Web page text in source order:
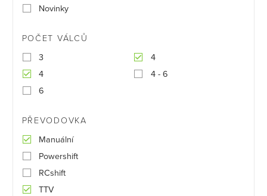
Novinky
POČET VÁLCŮ
3
4
4
4 - 6
6
PŘEVODOVKA
Manuální
Powershift
RCshift
TTV